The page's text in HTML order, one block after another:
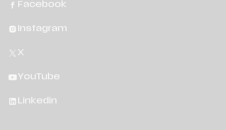
Facebook
Instagram
X
YouTube
Linkedin